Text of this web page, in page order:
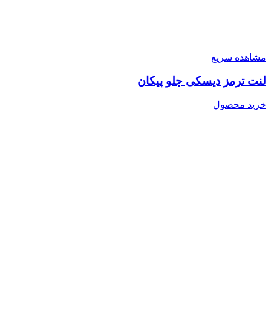
مشاهده سریع
لنت ترمز دیسکی جلو پیکان
خرید محصول